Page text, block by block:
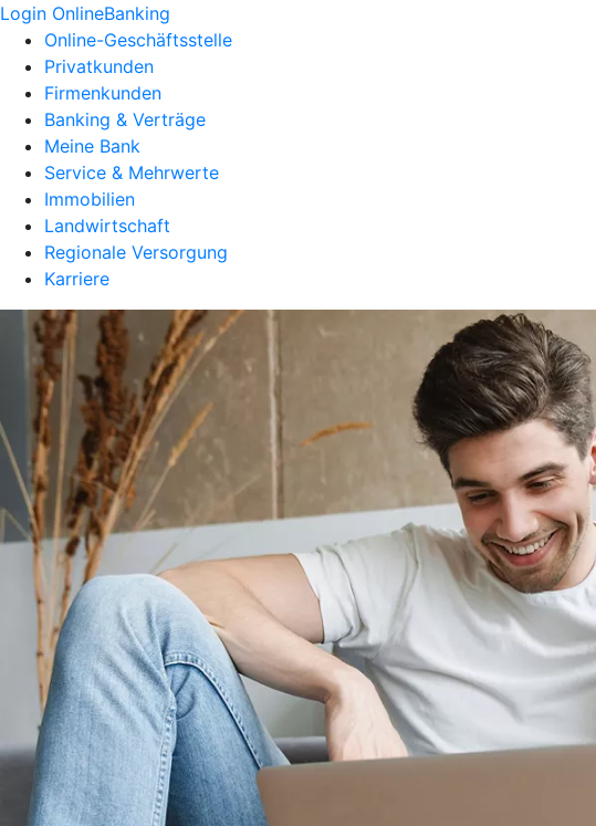
Login OnlineBanking
Online-Geschäftsstelle
Privatkunden
Firmenkunden
Banking & Verträge
Meine Bank
Service & Mehrwerte
Immobilien
Landwirtschaft
Regionale Versorgung
Karriere